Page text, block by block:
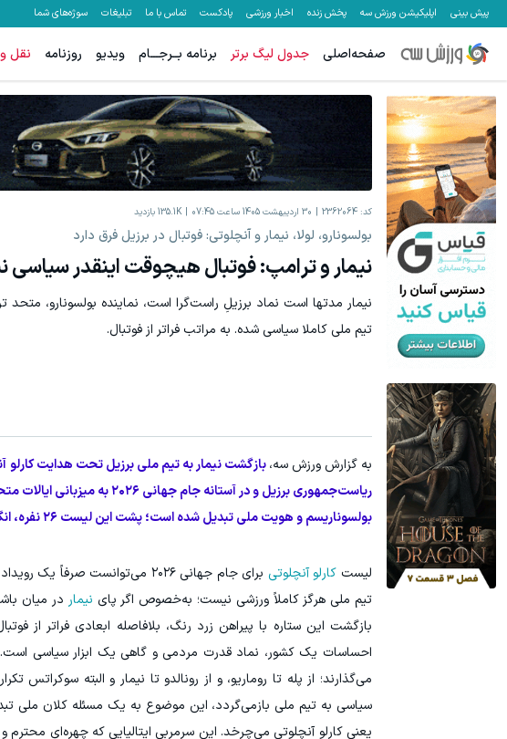
پیش بینی اپلیکیشن ورزش سه پخش زنده اخبار ورزشی پادکست تماس با ما تبلیغات سوژه‌های شما
صفحه‌اصلی جدول لیگ برتر برنامه بــرجـــام ویدیو روزنامه نقل و
کد: 2362064 30 اردیبهشت 1405 ساعت 07:45 135.1K بازدید
بولسونارو، لولا، نیمار و آنچلوتی: فوتبال در برزیل فرق دارد
نیمار و ترامپ: فوتبال هیچوقت اینقدر سیاسی
نیمار مدتها است نماد برزیلِ راست‌گرا است، نماینده بولسونارو، متحد
تیم ملی کاملا سیاسی شده. به مراتب فراتر از فوتبال.
به گزارش ورزش سه،بازگشت نیمار به تیم ملی برزیل تحت هدایت کارلو
ریاست‌جمهوری برزیل و در
بولسوناریسم و هویت ملی تبدیل شده است؛ پشت این لیست ۲۶ نفره، انگار یک مبارزه انتخاباتی تمام‌عیار جریان دارد.
لیست کارلو آنچلوتی
برای جام جهانی ۲۰۲۶ می‌توانست
تیم ملی هرگز کاملاً ورزشی نیست؛ به‌خصوص اگر پای نیمار در میان
بازگشت این ستاره با پیراهن زرد رنگ، بلافاصله ابعادی فراتر از
احساسات یک کشور، نماد قدرت مردمی و گاهی یک ابزار سیاسی
می‌گذارند؛ از پله تا روماریو، و از رونالدو تا نیمار و البته
سیاسی به تیم ملی بازمی‌گردد، این موضوع به یک مسئله کلان ملی
یعنی کارلو آنچلوتی می‌چرخد. این سرمربی ایتالیایی که چهره‌ای
هنوز 50 تتر رو دریافت نکردی؟ | رایگان ثبت نام کن و رایگان شروع کن!
دریافت 50 تتر !
به بزرگترین جشنواره ایمپلنت
فرصت ویژه‼️ استخدام بیمه سامان با حقوق و مزایای بالا
تکمیل فرم تخفیف